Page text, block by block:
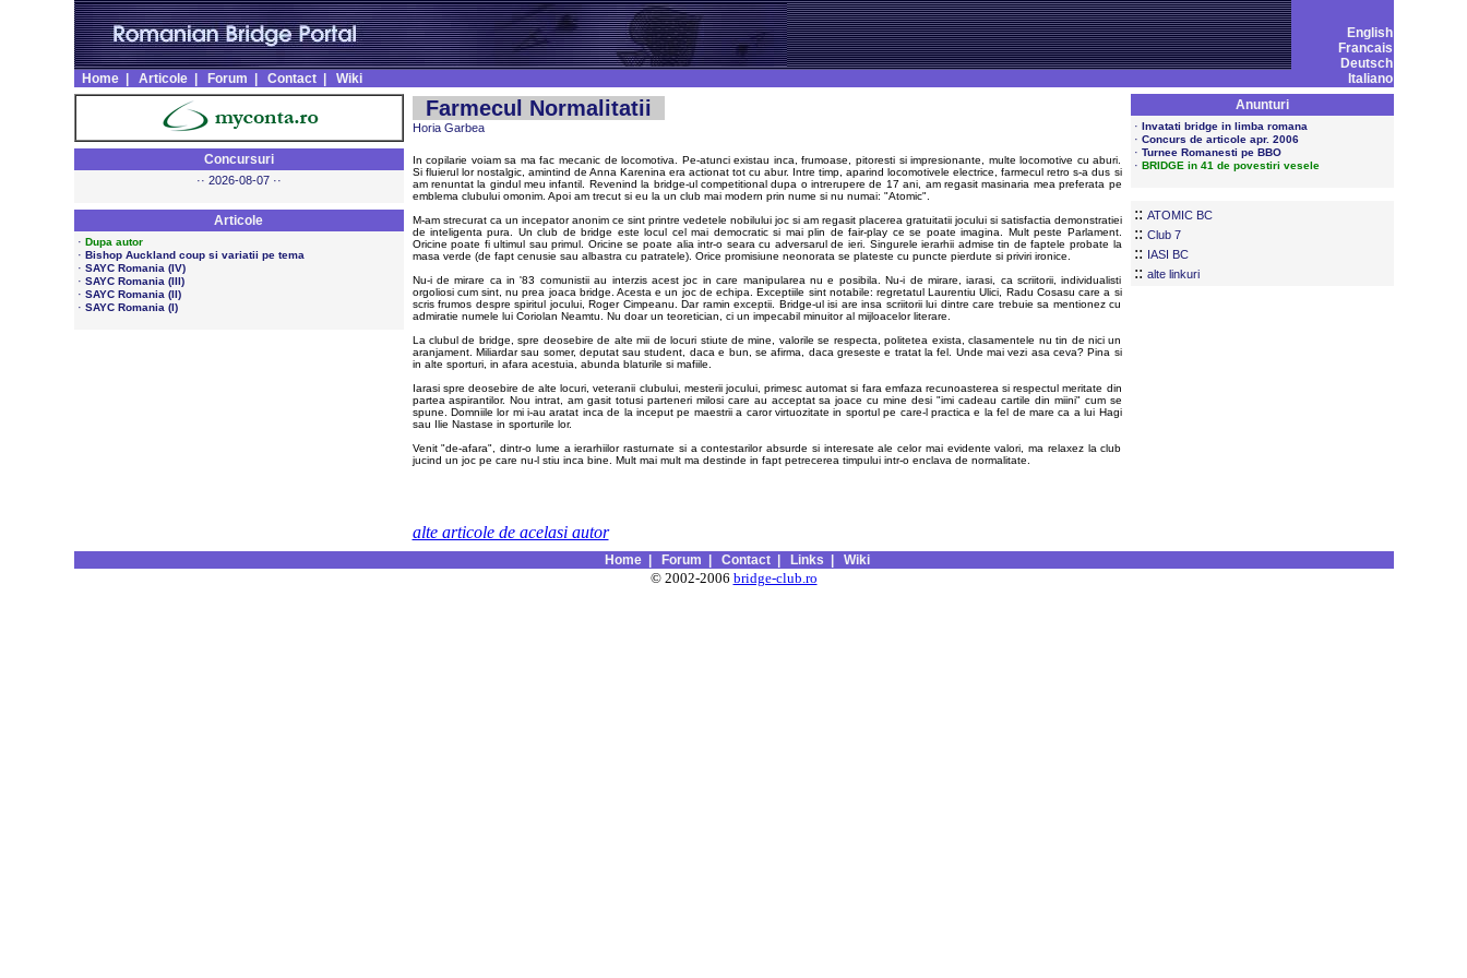
English
Francais
Deutsch
Italiano
Home| Articole| Forum Contact| Wiki
Concursuri
·· 2026-08-07 ··
Articole
· Dupa autor
· Bishop Auckland coup si variatii pe tema
· SAYC Romania (IV)
· SAYC Romania (III)
· SAYC Romania (II)
· SAYC Romania (I)
Farmecul Normalitatii
Horia Garbea
In copilarie voiam sa ma fac mecanic de locomotiva. Pe-atunci existau inca, frumoase, pitoresti si impresionante, multe locomotive cu aburi.
Si fluierul lor nostalgic, amintind de Anna Karenina era actionat tot cu abur. Intre timp, aparind locomotivele electrice, farmecul retro s-a dus si
am renuntat la gindul meu infantil. Revenind la bridge-ul competitional dupa o intrerupere de 17 ani, am regasit masinaria mea preferata pe
emblema clubului omonim. Apoi am trecut si eu la un club mai modern prin nume si nu numai: "Atomic".
M-am strecurat ca un incepator anonim ce sint printre vedetele nobilului joc si am regasit placerea gratuitatii jocului si satisfactia demonstratiei
de inteligenta pura. Un club de bridge este locul cel mai democratic si mai plin de fair-play ce se poate imagina. Mult peste Parlament.
Oricine poate fi ultimul sau primul. Oricine se poate alia intr-o seara cu adversarul de ieri. Singurele ierarhii admise tin de faptele probate la
masa verde (de fapt cenusie sau albastra cu patratele). Orice promisiune neonorata se plateste cu puncte pierdute si priviri ironice.
Nu-i de mirare ca in '83 comunistii au interzis acest joc in care manipularea nu e posibila. Nu-i de mirare, iarasi, ca scriitorii, individualisti
orgoliosi cum sint, nu prea joaca bridge. Acesta e un joc de echipa. Exceptiile sint notabile: regretatul Laurentiu Ulici, Radu Cosasu care a si
scris frumos despre spiritul jocului, Roger Cimpeanu. Dar ramin exceptii. Bridge-ul isi are insa scriitorii lui dintre care trebuie sa mentionez cu
admiratie numele lui Coriolan Neamtu. Nu doar un teoretician, ci un impecabil minuitor al mijloacelor literare.
La clubul de bridge, spre deosebire de alte mii de locuri stiute de mine, valorile se respecta, politetea exista, clasamentele nu tin de nici un
aranjament. Miliardar sau somer, deputat sau student, daca e bun, se afirma, daca greseste e tratat la fel. Unde mai vezi asa ceva? Pina si
in alte sporturi, in afara acestuia, abunda blaturile si mafiile.
Iarasi spre deosebire de alte locuri, veteranii clubului, mesterii jocului, primesc automat si fara emfaza recunoasterea si respectul meritate din
partea aspirantilor. Nou intrat, am gasit totusi parteneri milosi care au acceptat sa joace cu mine desi "imi cadeau cartile din miini" cum se
spune. Domniile lor mi i-au aratat inca de la inceput pe maestrii a caror virtuozitate in sportul pe care-l practica e la fel de mare ca a lui Hagi
sau Ilie Nastase in sporturile lor.
Venit "de-afara", dintr-o lume a ierarhiilor rasturnate si a contestarilor absurde si interesate ale celor mai evidente valori, ma relaxez la club
jucind un joc pe care nu-l stiu inca bine. Mult mai mult ma destinde in fapt petrecerea timpului intr-o enclava de normalitate.
alte articole de acelasi autor
Anunturi
· Invatati bridge in limba romana
· Concurs de articole apr. 2006
· Turnee Romanesti pe BBO
· BRIDGE in 41 de povestiri vesele
:: ATOMIC BC
:: Club 7
:: IASI BC
:: alte linkuri
Home| Forum Contact| Links Wiki
© 2002-2006 bridge-club.ro